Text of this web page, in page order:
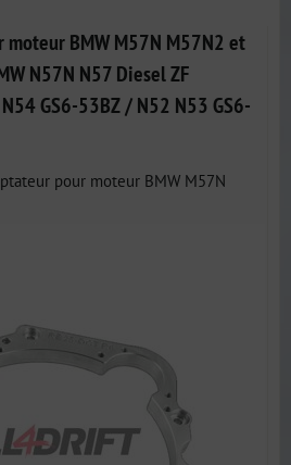
moteur BMW M57N M57N2 et
N57N N57 Diesel ZF
GS6-53BZ / N52 N53 GS6-
pour moteur BMW M57N